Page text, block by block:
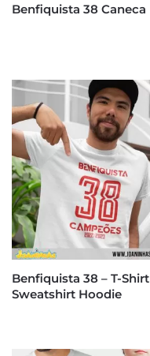
Benfiquista 38 Caneca
Benfiquista 38 – T-Shirt
Sweatshirt Hoodie